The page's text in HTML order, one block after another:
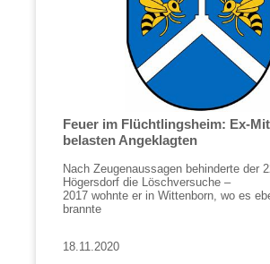
Feuer im Flüchtlingsheim: Ex-
belasten Angeklagten
Nach Zeugenaussagen behinderte der
Högersdorf die Löschversuche –
2017 wohnte er in Wittenborn, wo es
brannte
18.11.2020